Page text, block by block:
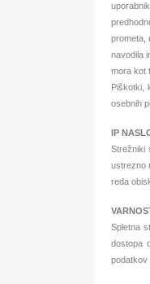
prometa,
navodila
mora kot
Piškotki,
osebnih
IP
Strežniki
ustrezno
reda
Spletna
dostopa
podatkov